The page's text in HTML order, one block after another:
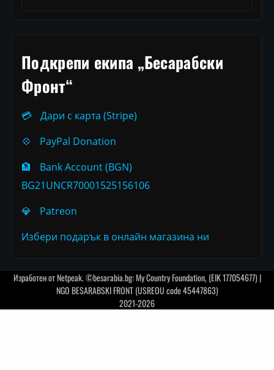
Подкрепи екипа „Бесарабски
Фронт“
💳
Дари с карта (Stripe)
💠
PayPal Donation
🏦
Bank Account (BGN)
BG21UNCR70001525156106
💎
Patreon
Избери подарък в онлайн магазина ни
Изработен отNetpeak. ©besarabia.bg: My Country Foundation, (EIK 177054677) |
NGO BESARABSKI FRONT (USREOU code 45447863)
2021-2026